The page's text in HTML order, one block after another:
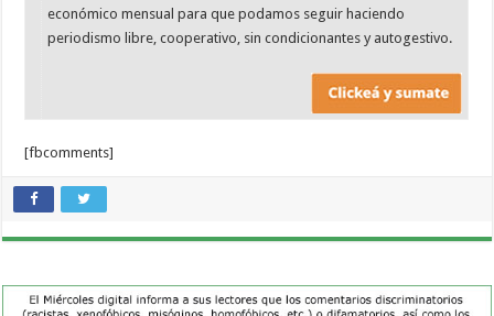
económico mensual para que podamos seguir haciendo
periodismo libre, cooperativo, sin condicionantes y autogestivo.
[fbcomments]